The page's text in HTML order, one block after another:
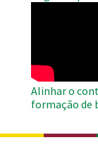
Alinhar o
formação de